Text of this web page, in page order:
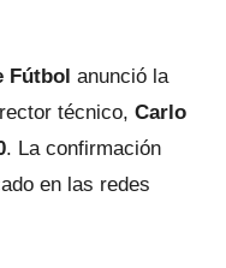
Fútbol anunció la
técnico, Carlo
. La confirmación
en las redes